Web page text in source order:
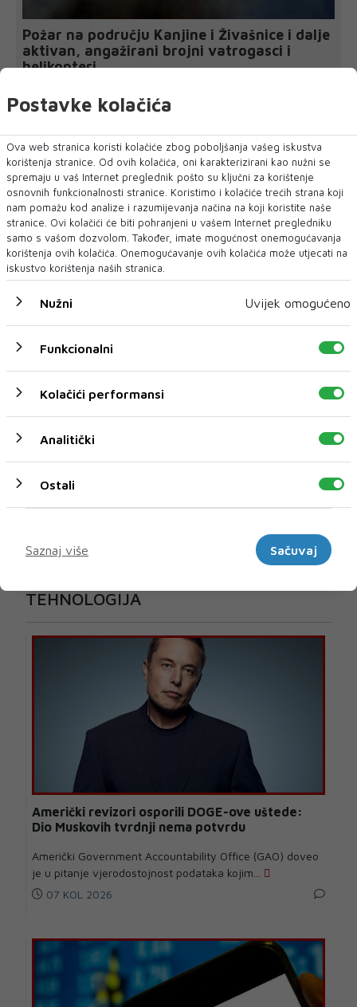
Požar na području Kanjine i Živašnice i dalje
aktivan, angažirani brojni vatrogasci i
helikopteri
aktivan, a na terenu su svi...
TEHNOLOGIJA
Američki revizori osporili DOGE-ove uštede:
Dio Muskovih tvrdnji nema potvrdu
Američki Government Accountability Office (GAO) doveo
je u pitanje vjerodostojnost podataka kojim...
07 KOL 2026
Postavke kolačića
Ova web stranica koristi kolačiće zbog poboljšanja vašeg iskustva
korištenja stranice. Od ovih kolačića, oni karakterizirani kao nužni se
spremaju u vaš Internet preglednik pošto su ključni za korištenje
osnovnih funkcionalnosti stranice. Koristimo i kolačiće trećih strana koji
nam pomažu kod analize i razumijevanja načina na koji koristite naše
stranice. Ovi kolačići će biti pohranjeni u vašem Internet pregledniku
samo s vašom dozvolom. Također, imate mogućnost onemogućavanja
korištenja ovih kolačića. Onemogućavanje ovih kolačića može utjecati na
iskustvo korištenja naših stranica.
Nužni Uvijek omogućeno
Funkcionalni
Kolačići performansi
Analitički
Ostali
Saznaj više
Sačuvaj